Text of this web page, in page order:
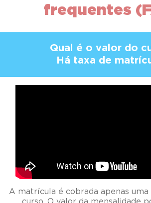
frequentes
Qual é o valor do
Há taxa de
A matrícula é cobrada apenas uma
curso. O valor da mensalidade